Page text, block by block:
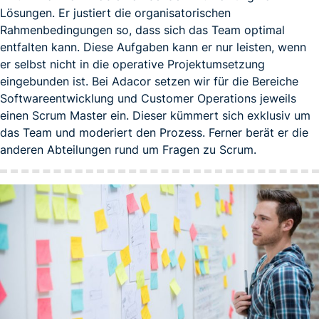
Lösungen. Er justiert die organisatorischen
Rahmenbedingungen so, dass sich das Team optimal
entfalten kann. Diese Aufgaben kann er nur leisten, wenn
er selbst nicht in die operative Projektumsetzung
eingebunden ist. Bei Adacor setzen wir für die Bereiche
Softwareentwicklung und Customer Operations jeweils
einen Scrum Master ein. Dieser kümmert sich exklusiv um
das Team und moderiert den Prozess. Ferner berät er die
anderen Abteilungen rund um Fragen zu Scrum.